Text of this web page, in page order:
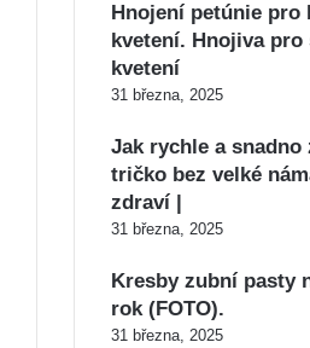
Hnojení petúnie pro
kvetení. Hnojiva pro
kvetení
31 března, 2025
Jak rychle a
tričko bez velké
zdraví |
31 března, 2025
Kresby zubní pasty
rok (FOTO).
31 března, 2025